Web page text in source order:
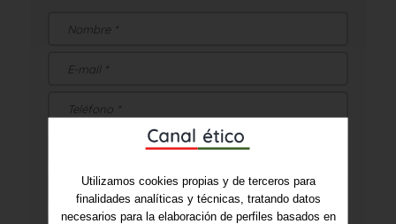
Utilizamos cookies propias y de terceros para
finalidades analíticas y técnicas, tratando datos
necesarios para la elaboración de perfiles basados en